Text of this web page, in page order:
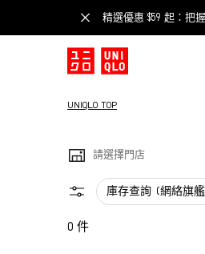
精選優惠 $59 起：把
UNIQLO TOP
請選擇門店
庫存查詢 (網絡旗
0 件